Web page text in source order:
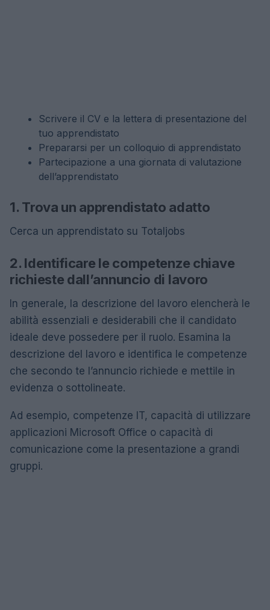
Scrivere il CV e la lettera di presentazione del
tuo apprendistato
Prepararsi per un colloquio di apprendistato
Partecipazione a una giornata di valutazione
dell’apprendistato
1. Trova un apprendistato adatto
Cerca un apprendistato su Totaljobs
2. Identificare le competenze chiave
richieste dall’annuncio di lavoro
In generale, la descrizione del lavoro elencherà le
abilità essenziali e desiderabili che il candidato
ideale deve possedere per il ruolo. Esamina la
descrizione del lavoro e identifica le competenze
che secondo te l’annuncio richiede e mettile in
evidenza o sottolineate.
Ad esempio, competenze IT, capacità di utilizzare
applicazioni Microsoft Office o capacità di
comunicazione come la presentazione a grandi
gruppi.